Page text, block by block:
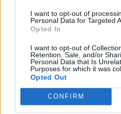
I want to opt-out of
Personal Data for Targeted
Opted In
I want to opt-out of
Retention, Sale, and/or
Personal Data that Is
Purposes for which it was
Opted Out
CONFIRM